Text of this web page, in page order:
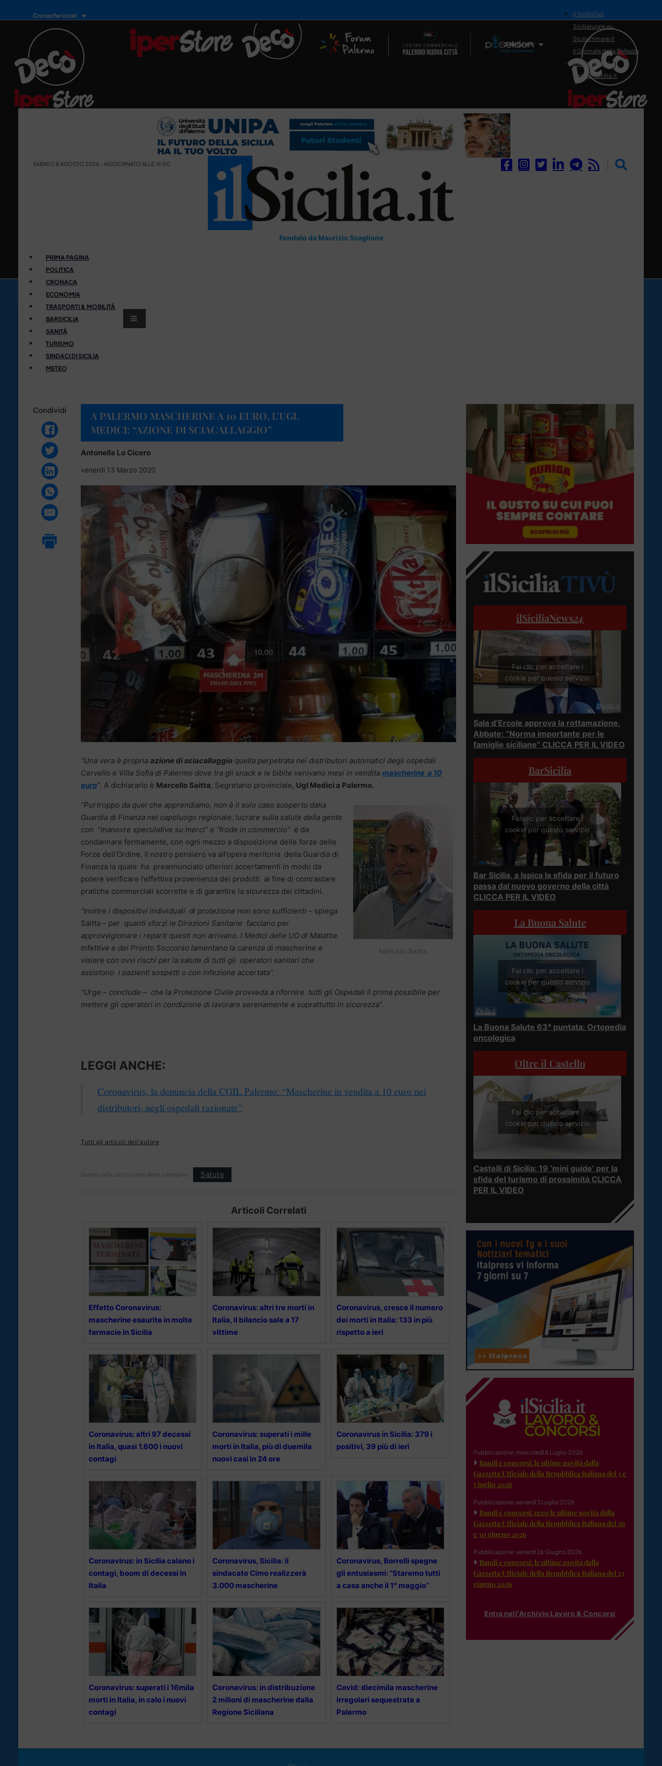
Cronache locali
Il Network
il SiciliaTivù
Siciliarurale.eu
Siciliammare.it
Il Giornale della Bellezza
Siciliamedica.it
Sanitainsicilia.it
SABATO 8 AGOSTO 2026 - AGGIORNATO ALLE 19:00
Fondato da Maurizio Scaglione
PRIMA PAGINA
POLITICA
CRONACA
ECONOMIA
TRASPORTI & MOBILITÀ
BARSICILIA
SANITÀ
TURISMO
SINDACI DI SICILIA
METEO
Condividi
A PALERMO MASCHERINE A 10 EURO, L’UGL
MEDICI: “AZIONE DI SCIACALLAGGIO”
Antonella Lo Cicero
venerdì 13 Marzo 2020
“Una vera è propria azione di sciacallaggio quella perpetrata nei distributori automatici degli ospedali
Cervello e Villa Sofia di Palermo dove tra gli snack e le bibite venivano mesi in vendita mascherine a 10
euro”. A dichiararlo è Marcello Saitta, Segretario provinciale, Ugl Medici a Palermo.
Marcello Saitta
“Purtroppo da quel che apprendiamo, non è il solo caso scoperto dalla
Guardia di Finanza nel capoluogo regionale, lucrare sulla salute della gente
con “manovre speculative su merci” e “frode in commercio” è da
condannare fermamente, con ogni mezzo a disposizione delle forze delle
Forze dell’Ordine, il nostro pensiero va all’opera meritoria della Guardia di
Finanza la quale ha preannunciato ulteriori accertamenti in modo da
potere verificare l’effettiva provenienza dei prodotti al fine di contrastare
pratiche commerciali scorrette e di garantire la sicurezza dei cittadini.
“Inoltre i dispositivi individuali di protezione non sono sufficienti – spiega
Saitta – per quanti sforzi le Direzioni Sanitarie facciano per
approvvigionare i reparti questi non arrivano. I Medici delle UO di Malattie
Infettive e dei Pronto Soccorso lamentano la carenza di mascherine e
visiere con ovvi rischi per la salute di tutti gli operatori sanitari che
assistono i pazienti sospetti o con infezione accertata”.
“Urge – conclude – che la Protezione Civile provveda a rifornire tutti gli Ospedali il prima possibile per
mettere gli operatori in condizione di lavorare serenamente e soprattutto in sicurezza”.
LEGGI ANCHE:
Coronavirus, la denuncia della CGIL Palermo: “Mascherine in vendita a 10 euro nei
distributori, negli ospedali razionate”
Tutti gli articoli dell'autore
Questo articolo fa parte delle categorie: Salute
Articoli Correlati
Effetto Coronavirus:
mascherine esaurite in molte
farmacie in Sicilia
Coronavirus: altri tre morti in
Italia, il bilancio sale a 17
vittime
Coronavirus, cresce il numero
dei morti in Italia: 133 in più
rispetto a ieri
Coronavirus: altri 97 decessi
in Italia, quasi 1.600 i nuovi
contagi
Coronavirus: superati i mille
morti in Italia, più di duemila
nuovi casi in 24 ore
Coronavirus in Sicilia: 379 i
positivi, 39 più di ieri
Coronavirus: in Sicilia calano i
contagi, boom di decessi in
Italia
Coronavirus, Sicilia: il
sindacato Cimo realizzerà
3.000 mascherine
Coronavirus, Borrelli spegne
gli entusiasmi: “Staremo tutti
a casa anche il 1° maggio”
Coronavirus: superati i 16mila
morti in Italia, in calo i nuovi
contagi
Coronavirus: in distribuzione
2 milioni di mascherine dalla
Regione Siciliana
Covid: diecimila mascherine
irregolari sequestrate a
Palermo
ilSiciliaNews24
Fai clic per accettare i
cookie per questo servizio
Sala d’Ercole approva la rottamazione,
Abbate: “Norma importante per le
famiglie siciliane” CLICCA PER IL VIDEO
BarSicilia
Fai clic per accettare i
cookie per questo servizio
Bar Sicilia, a Ispica la sfida per il futuro
passa dal nuovo governo della città
CLICCA PER IL VIDEO
La Buona Salute
Fai clic per accettare i
cookie per questo servizio
La Buona Salute 63° puntata: Ortopedia
oncologica
Oltre il Castello
Fai clic per accettare i
cookie per questo servizio
Castelli di Sicilia: 19 ‘mini guide’ per la
sfida del turismo di prossimità CLICCA
PER IL VIDEO
Pubblicazione: mercoledì 8 Luglio 2026
Bandi e concorsi: le ultime novità dalla
Gazzetta Ufficiale della Repubblica Italiana del 3 e
7 luglio 2026
Pubblicazione: venerdì 3 Luglio 2026
Bandi e concorsi: ecco le ultime novità dalla
Gazzetta Ufficiale della Repubblica Italiana del 26
e 30 giugno 2026
Pubblicazione: venerdì 26 Giugno 2026
Bandi e concorsi: le ultime novità dalla
Gazzetta Ufficiale della Repubblica Italiana del 23
giugno 2026
Entra nell'Archivio Lavoro & Concorsi